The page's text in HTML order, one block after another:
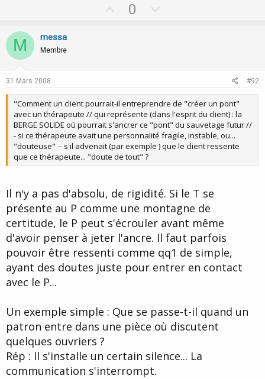
en outre ce type de "transfert" est reservé a certains types de
relations therapeuthique,l'on s'en passe fort bien dans certians
cas de coaching notament.
tout depend du cadre apres;
p
t
0
o
v
e
M messa
Membre
31 Mars 2008 #92
"Comment un client pourrait-il entreprendre de "créer un pont"
avec un thérapeute // qui représente (dans l'esprit du client) : la
BERGE SOLIDE où pourrait s'ancrer ce "pont" du sauvetage futur //
- si ce thérapeute avait une personnalité fragile, instable, ou...
"douteuse" -- s'il advenait (par exemple ) que le client ressente
que ce thérapeute... "doute de tout" ?
Il n'y a pas d'absolu, de rigidité. Si le T se
présente au P comme une montagne de
certitude, le P peut s'écrouler avant même
d'avoir penser à jeter l'ancre. Il faut parfois
pouvoir être ressenti comme qq1 de simple,
ayant des doutes juste pour entrer en contact
avec le P...
Un exemple simple : Que se passe-t-il quand un
patron entre dans une pièce où discutent
quelques ouvriers ?
Rép : Il s'installe un certain silence... La
communication s'interrompt.